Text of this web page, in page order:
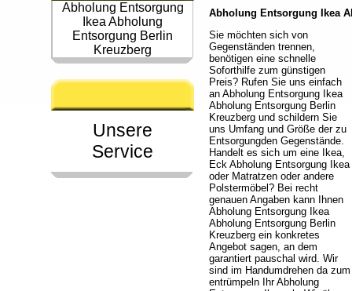
Abholung Entsorgung
Ikea Abholung
Entsorgung Berlin
Kreuzberg
Unsere
Service
Abholung Entsorgung Ikea
Sie möchten sich von
Gegenständen trennen,
benötigen eine schnelle
Soforthilfe zum günstigen
Preis? Rufen Sie uns einfach
an Abholung Entsorgung Ikea
Abholung Entsorgung Berlin
Kreuzberg und schildern Sie
uns Umfang und Größe der zu
Entsorgungden Gegenstände.
Handelt es sich um eine Ikea,
Eck Abholung Entsorgung Ikea
oder Matratzen oder andere
Polstermöbel? Bei recht
genauen Angaben kann Ihnen
Abholung Entsorgung Ikea
Abholung Entsorgung Berlin
Kreuzberg ein konkretes
Angebot sagen, an dem
garantiert pauschal wird. Wir
sind im Handumdrehen da zum
entrümpeln Ihr Abholung